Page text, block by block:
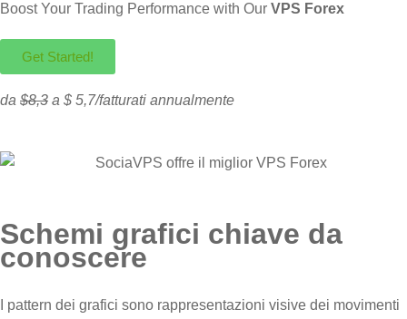
Boost Your Trading Performance with Our VPS Forex
Get Started!
da $8,3 a $ 5,7/fatturati annualmente
Schemi grafici chiave da
conoscere
I pattern dei grafici sono rappresentazioni visive dei movimenti